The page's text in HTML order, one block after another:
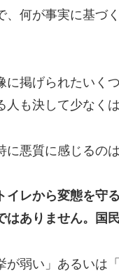
、何が事実に基づ
に掲げられたいく
人も決して少なく
に悪質に感じるの
イレから変態を守
はありません。国
が弱い」あるいは